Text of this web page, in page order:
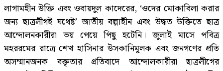
লাগামহীন উক্তি এবং ওবায়দুল কাদেরের, ‘ওদের মোকাবিলা করার
জন্য ছাত্রলীগই যথেষ্ট’ জাতীয় বল্গাহীন এবং উদ্ধত উক্তিতে ছাত্র
আন্দোলনকারীরা ভয় পেয়ে পিছু হটেনি। জুলাই মাসে পবিত্র
মহররমের রাত্রে শেখ হাসিনার উসকানিমূলক এবং জনগণের প্রতি
অসম্মানজনক বক্তৃতার প্রতিবাদে আন্দোলকারীরা ছাত্রলীগের